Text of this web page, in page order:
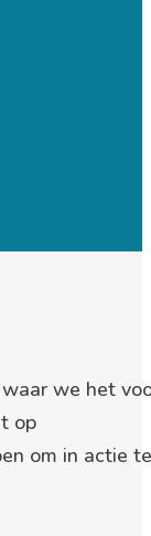
we het
op
om in actie te